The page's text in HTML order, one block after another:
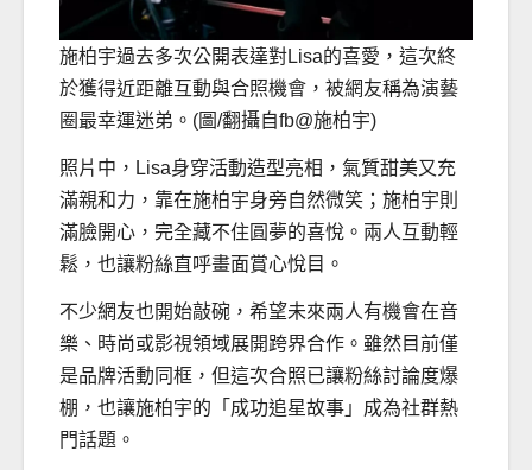
施柏宇過去多次公開表達對Lisa的喜愛，這次終
於獲得近距離互動與合照機會，被網友稱為演藝
圈最幸運迷弟。(圖/翻攝自fb@施柏宇)
照片中，Lisa身穿活動造型亮相，氣質甜美又充
滿親和力，靠在施柏宇身旁自然微笑；施柏宇則
滿臉開心，完全藏不住圓夢的喜悅。兩人互動輕
鬆，也讓粉絲直呼畫面賞心悅目。
不少網友也開始敲碗，希望未來兩人有機會在音
樂、時尚或影視領域展開跨界合作。雖然目前僅
是品牌活動同框，但這次合照已讓粉絲討論度爆
棚，也讓施柏宇的「成功追星故事」成為社群熱
門話題。